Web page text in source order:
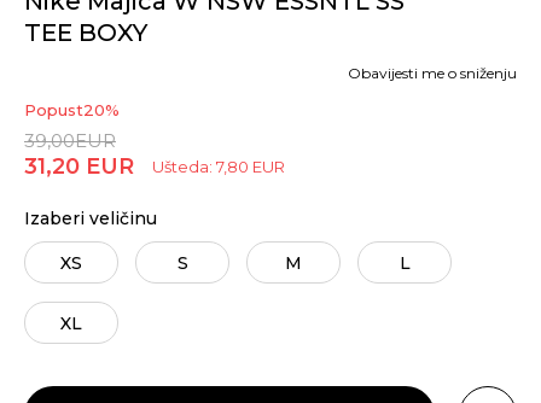
TEE BOXY
Popust20%
39,00EUR
31,20 EUR Ušteda: 7,80 EUR
Obavijesti me o sniženju
Izaberi veličinu
XS S M L
XL